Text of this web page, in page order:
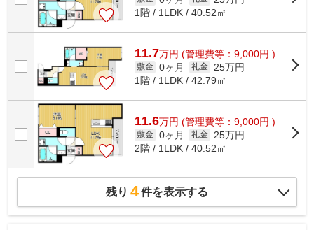
1階 / 1LDK / 40.52㎡
11.7万円 (管理費等：9,000円 )
敷金 0ヶ月 礼金
25万円
1階 / 1LDK / 42.79㎡
11.6万円 (管理費等：9,000円 )
敷金 0ヶ月 礼金
25万円
2階 / 1LDK / 40.52㎡
残り 4件を表示する